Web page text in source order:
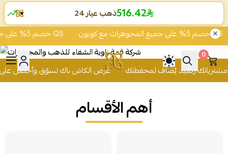
خصم 5% على جميع المجوهرات مع كوبون Q5 خصم 5% على جميع المجوهرات مع كوبون Q5
والمجوهرات
0
عرض الكاش باك تسوّق وأحصل على 2% من قيمة مشترياتك رصيد
أهم الأقسام
ذهب عيار 24516.42
▼